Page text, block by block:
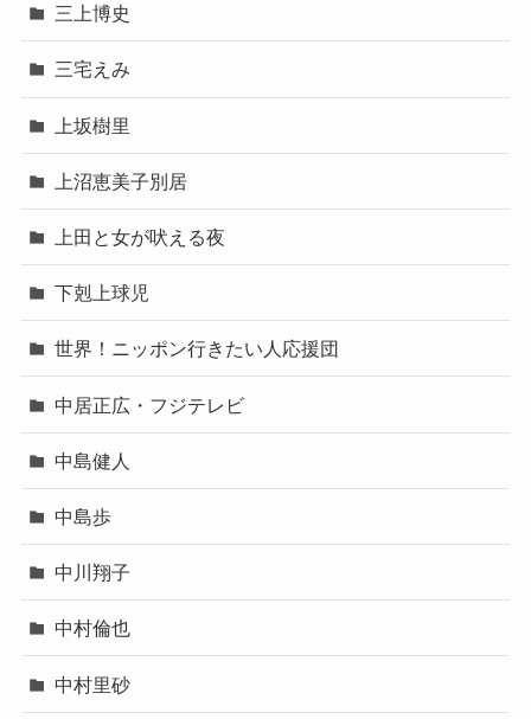
三上博史
三宅えみ
上坂樹里
上沼恵美子別居
上田と女が吠える夜
下剋上球児
世界！ニッポン行きたい人応援団
中居正広・フジテレビ
中島健人
中島歩
中川翔子
中村倫也
中村里砂